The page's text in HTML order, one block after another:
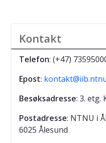
Kontakt
Telefon: (+47)
Epost:
Besøksadresse: 3. etg.
Postadresse: NTNU i
6025 Ålesund